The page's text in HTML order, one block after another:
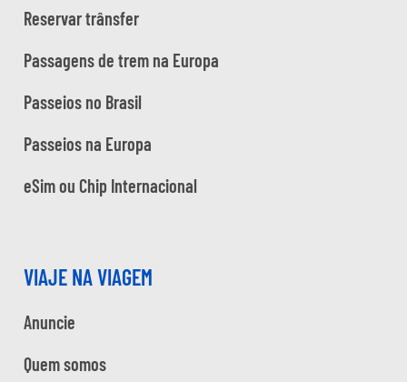
Reservar trânsfer
Passagens de trem na Europa
Passeios no Brasil
Passeios na Europa
eSim ou Chip Internacional
VIAJE NA VIAGEM
Anuncie
Quem somos